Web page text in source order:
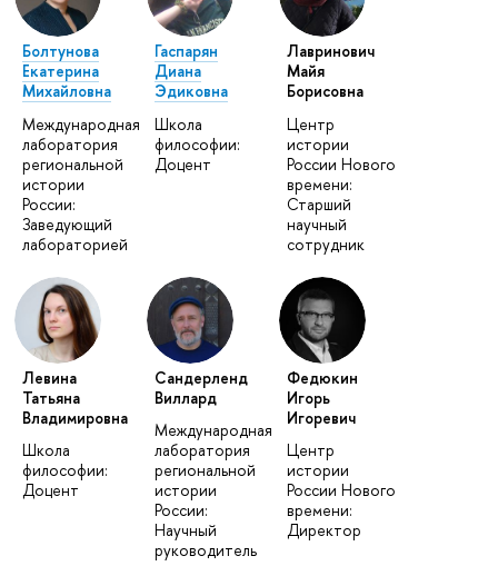
Болтунова
Екатерина
Михайловна
Международная
лаборатория
региональной
истории
России:
Заведующий
лабораторией
Гаспарян
Диана
Эдиковна
Школа
философии:
Доцент
Лавринович
Майя
Борисовна
Центр
истории
России Нового
времени:
Старший
научный
сотрудник
Левина
Татьяна
Владимировна
Школа
философии:
Доцент
Сандерленд
Виллард
Международная
лаборатория
региональной
истории
России:
Научный
руководитель
Федюкин
Игорь
Игоревич
Центр
истории
России Нового
времени:
Директор